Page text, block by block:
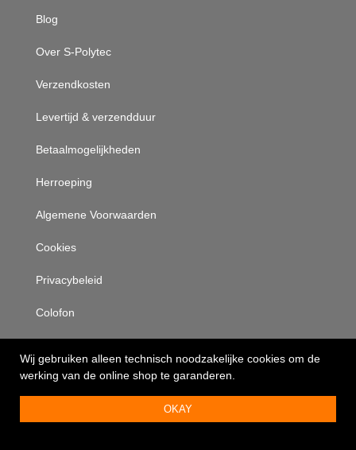
Blog
Over S-Polytec
Verzendkosten
Levertijd & verzendduur
Betaalmogelijkheden
Herroeping
Algemene Voorwaarden
Cookies
Privacybeleid
Colofon
Kunststof platen
Wij gebruiken alleen technisch noodzakelijke cookies om de
werking van de online shop te garanderen.
OKAY